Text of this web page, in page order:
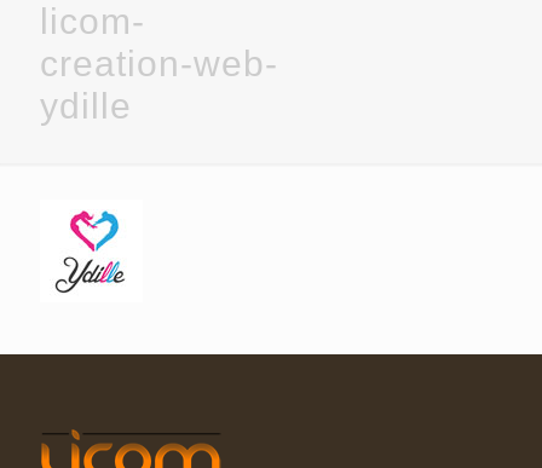
licom-
creation-web-
ydille